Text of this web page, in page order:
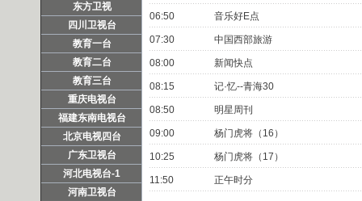
东方卫视
四川卫视台
教育一台
教育二台
教育三台
重庆电视台
福建东南电视台
北京电视四台
广东卫视台
河北电视台-1
河南卫视台
06:50 音乐好E点
07:30 中国西部旅游
08:00 新闻快点
08:15 记·忆--青海30
08:50 明星周刊
09:00 杨门虎将（16）
10:25 杨门虎将（17）
11:50 正午时分